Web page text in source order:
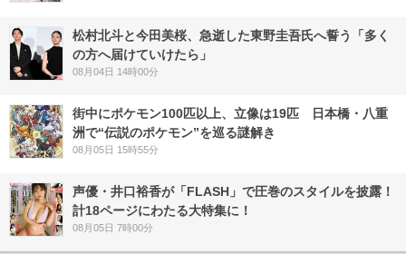
松村北斗と今田美桜、急逝した東野圭吾氏へ誓う「多く
の方へ届けていけたら」
08月04日 14時00分
街中にポケモン100匹以上、立像は19匹 日本橋・八重
洲で“伝説のポケモン”を巡る謎解き
08月05日 15時55分
声優・井口裕香が「FLASH」で圧巻のスタイルを披露！
計18ページにわたる大特集に！
08月05日 7時00分